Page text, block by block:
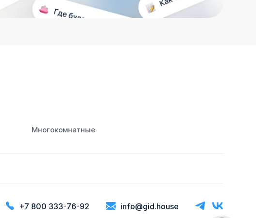
Многокомнатные
+7 800 333-76-92 info@gid.house